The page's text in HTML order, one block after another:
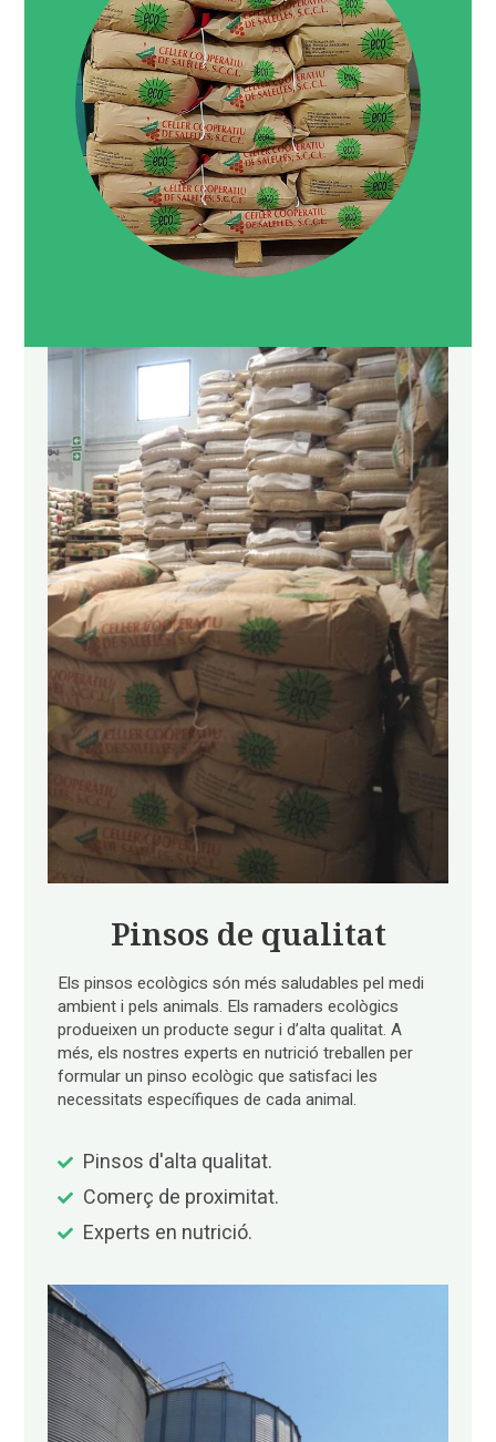
Pinsos de qualitat
Els pinsos ecològics són més saludables pel medi
ambient i pels animals. Els ramaders ecològics
produeixen un producte segur i d’alta qualitat. A
més, els nostres experts en nutrició treballen per
formular un pinso ecològic que satisfaci les
necessitats específiques de cada animal.
Pinsos d'alta qualitat.
Comerç de proximitat.
Experts en nutrició.